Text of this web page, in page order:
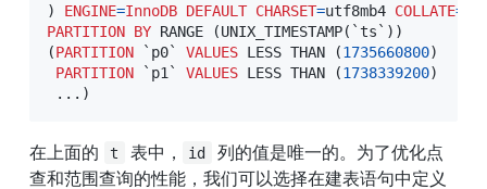
)
ENGINE=InnoDB DEFAULT CHARSET=utf8mb4 COLLATE=
PARTITION BY RANGE (UNIX_TIMESTAMP( `ts ` ) )
(PARTITION ` p0` VALUES LESS THAN (1735660800)
PARTITION
` p1 ` VALUES LESS THAN (1738339200)
. . . )
在上面的 t 表中， id
列的值是唯一的。为了优化点
查和范围查询的性能，我们可以选择在建表语句中定义